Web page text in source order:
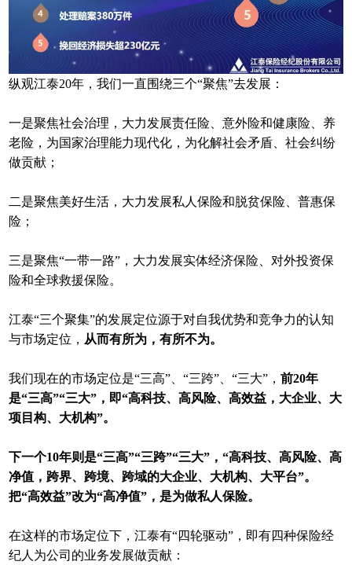
纵观江泰20年，我们一直围绕三个“聚焦”去发展：
一是聚焦社会治理，大力发展责任险、意外险和健康险、养
老险，为国家治理能力现代化，为化解社会矛盾、社会纠纷
做贡献；
二是聚焦美好生活，大力发展私人保险和脱贫保险、普惠保
险；
三是聚焦“一带一路”，大力发展实体经济保险、对外投资保
险和全球救援保险。
江泰“三个聚集”的发展定位源于对自我优势和竞争力的认知
与市场定位， 从而有所为，有所不为。
我们现在的市场定位是“三高”、“三跨”、“三大”，前20年
是“三高”“三大”，即“高科技、高风险、高效益，大企业、大
项目构、大机构”。
下一个10年则是“三高”“三跨”“三大”，“高科技、高风险、高
净值，跨界、跨境、跨域的大企业、大机构、大平台”。
把“高效益”改为“高净值”，是为做私人保险。
在这样的市场定位下，江泰有“四轮驱动”，即有四种保险经
纪人为公司的业务发展做贡献：